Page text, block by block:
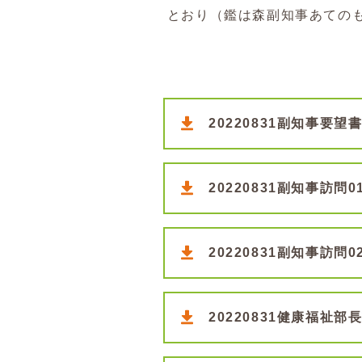
とおり（鑑は森副知事あての
20220831副知事要望書
20220831副知事訪問
20220831副知事訪問
20220831健康福祉部長